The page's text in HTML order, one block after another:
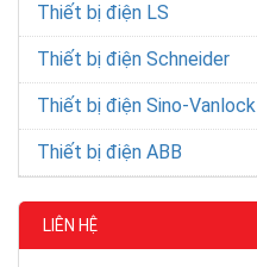
Thiết bị điện LS
Thiết bị điện Schneider
Thiết bị điện Sino-Vanlock
Thiết bị điện ABB
LIÊN HỆ